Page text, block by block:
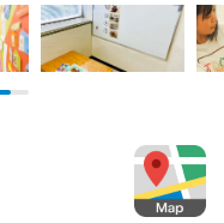
づくサービスで、児童
「障害児通所支援」の
学校など、お子さまが
けのサービス「ペアレ
供しています。ペアレ
を軽減し、自分もお子さ
ており、受給者証を
。